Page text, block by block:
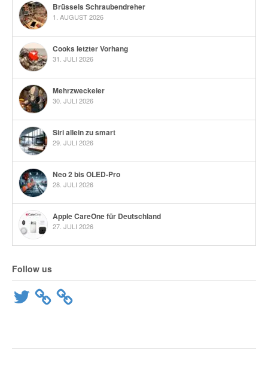
Brüssels Schraubendreher
1. AUGUST 2026
Cooks letzter Vorhang
31. JULI 2026
Mehrzweckeier
30. JULI 2026
Siri allein zu smart
29. JULI 2026
Neo 2 bis OLED-Pro
28. JULI 2026
Apple CareOne für Deutschland
27. JULI 2026
Follow us
Twitter